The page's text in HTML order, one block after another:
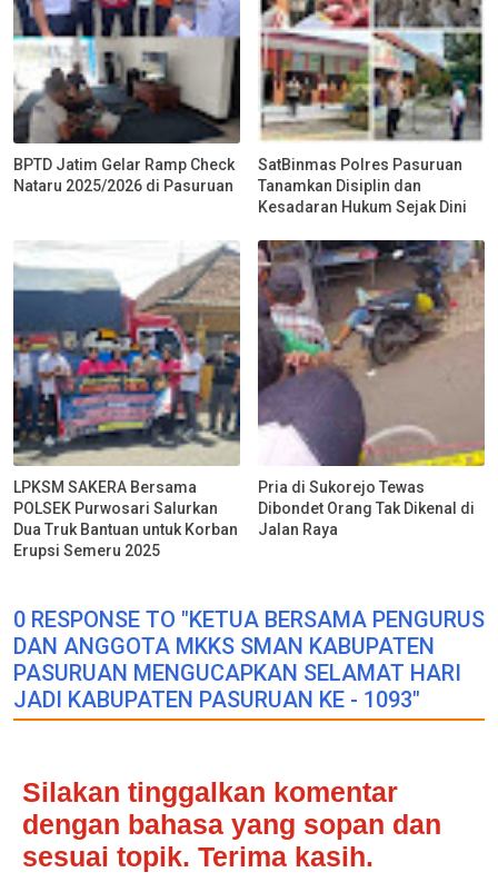
BPTD Jatim Gelar Ramp Check
Nataru 2025/2026 di Pasuruan
SatBinmas Polres Pasuruan
Tanamkan Disiplin dan
Kesadaran Hukum Sejak Dini
LPKSM SAKERA Bersama
POLSEK Purwosari Salurkan
Dua Truk Bantuan untuk Korban
Erupsi Semeru 2025
Pria di Sukorejo Tewas
Dibondet Orang Tak Dikenal di
Jalan Raya
0 RESPONSE TO "KETUA BERSAMA PENGURUS
DAN ANGGOTA MKKS SMAN KABUPATEN
PASURUAN MENGUCAPKAN SELAMAT HARI
JADI KABUPATEN PASURUAN KE - 1093"
Silakan tinggalkan komentar
dengan bahasa yang sopan dan
sesuai topik. Terima kasih.